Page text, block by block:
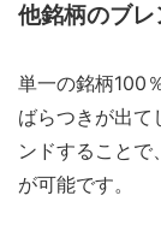
他銘柄のブ
単一の銘柄100
ばらつきが出て
ンドすることで
が可能です。